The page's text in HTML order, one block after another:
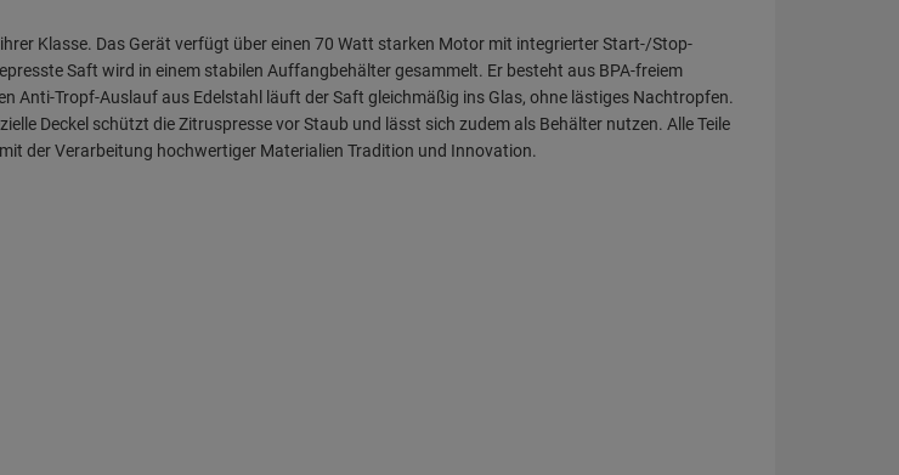
Klasse. Das Gerät verfügt über einen 70 Watt starken Motor mit integrierter Start-/Stop-
Saft wird in einem stabilen Auffangbehälter gesammelt. Er besteht aus BPA-freiem
Anti-Tropf-Auslauf aus Edelstahl läuft der Saft gleichmäßig ins Glas, ohne lästiges Nachtropfen.
Deckel schützt die Zitruspresse vor Staub und lässt sich zudem als Behälter nutzen. Alle Teile
der Verarbeitung hochwertiger Materialien Tradition und Innovation.